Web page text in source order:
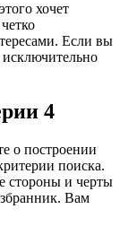
хочет
Если вы
исключительно
4
о построении
поиска.
стороны и черты
Вам